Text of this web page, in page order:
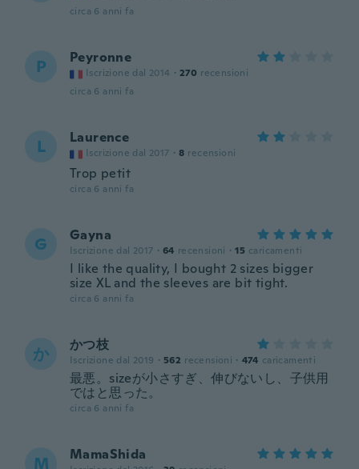
circa 6 anni fa
P Peyronne
Iscrizione dal 2014 · 270 recensioni
circa 6 anni fa
L Laurence
Iscrizione dal 2017 · 8 recensioni
Trop petit
circa 6 anni fa
G Gayna
Iscrizione dal 2017 · 64 recensioni · 15 caricamenti
I like the quality, I bought 2 sizes bigger
size XL and the sleeves are bit tight.
circa 6 anni fa
か かつ枝
Iscrizione dal 2019 · 562 recensioni · 474 caricamenti
最悪。sizeが小さすぎ、伸びないし、子供用
ではと思った。
circa 6 anni fa
M MamaShida